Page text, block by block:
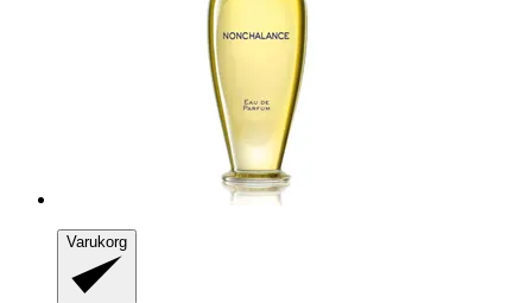
Varukorg